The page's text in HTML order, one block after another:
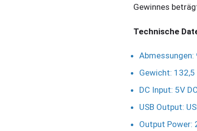
Gewinnes
Technische
Gewicht: 132,5
DC Input: 5V
USB Output:
Output Power: